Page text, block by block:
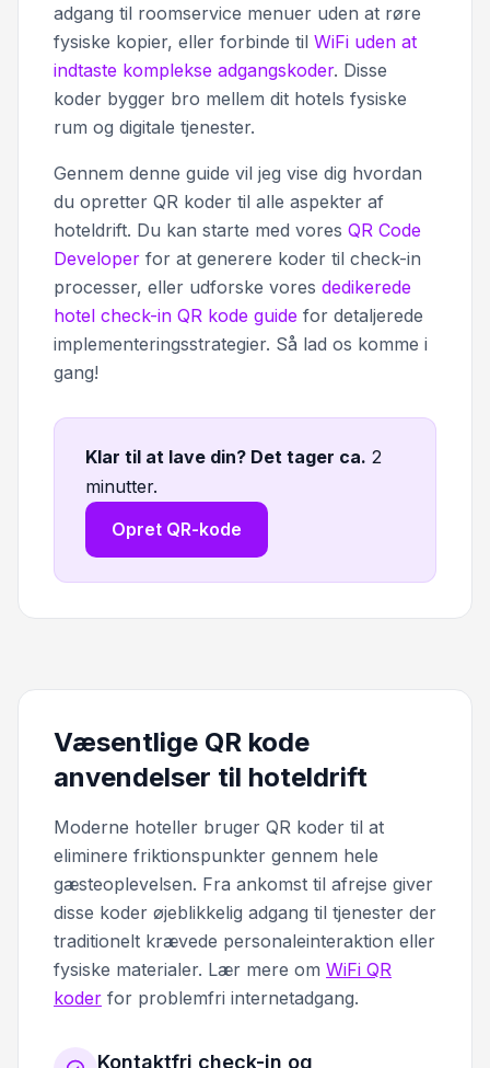
adgang til roomservice menuer uden at røre
fysiske kopier, eller forbinde til WiFi uden at
indtaste komplekse adgangskoder. Disse
koder bygger bro mellem dit hotels fysiske
rum og digitale tjenester.
Gennem denne guide vil jeg vise dig hvordan
du opretter QR koder til alle aspekter af
hoteldrift. Du kan starte med vores QR Code
Developer for at generere koder til check-in
processer, eller udforske vores dedikerede
hotel check-in QR kode guide for detaljerede
implementeringsstrategier. Så lad os komme i
gang!
Klar til at lave din? Det tager ca. 2
minutter.
Opret QR-kode
Væsentlige QR kode
anvendelser til hoteldrift
Moderne hoteller bruger QR koder til at
eliminere friktionspunkter gennem hele
gæsteoplevelsen. Fra ankomst til afrejse giver
disse koder øjeblikkelig adgang til tjenester der
traditionelt krævede personaleinteraktion eller
fysiske materialer. Lær mere om WiFi QR
koder for problemfri internetadgang.
Kontaktfri check-in og